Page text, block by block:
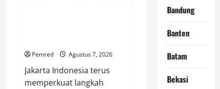
Pemred Agustus 7, 2026
Jakarta Indonesia terus
memperkuat langkah
Bandung
Banten
Batam
Bekasi